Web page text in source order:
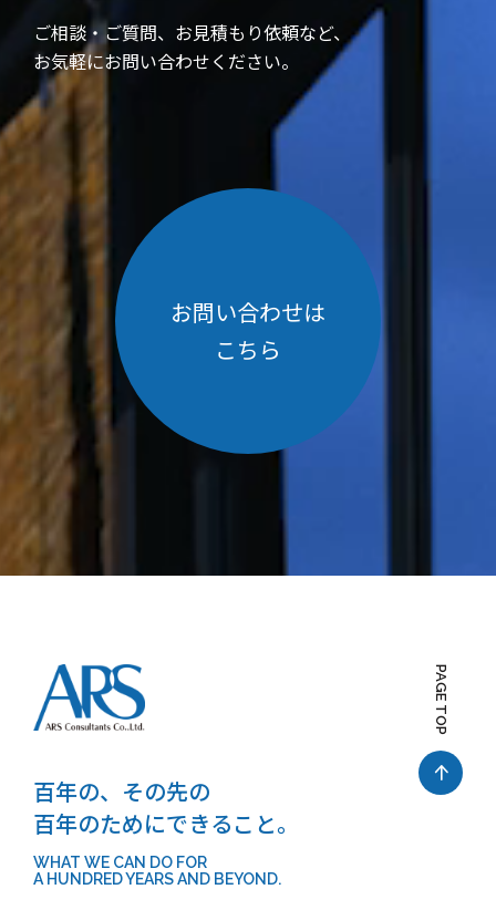
ご相談・ご質問、お見積もり依頼など、
お気軽にお問い合わせください。
お問い合わせは
こちら
PAGE TOP
百年の、その先の
百年のためにできること。
WHAT WE CAN DO FOR
A HUNDRED YEARS AND BEYOND.